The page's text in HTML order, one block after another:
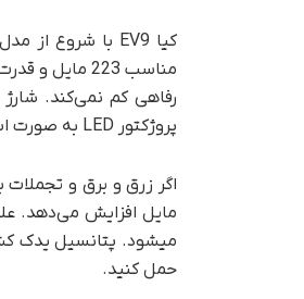
پروژکتور LED به صورت استاندارد ارائه می‌شوند.
مایل افزایش می‌دهد.
حمل کنید.